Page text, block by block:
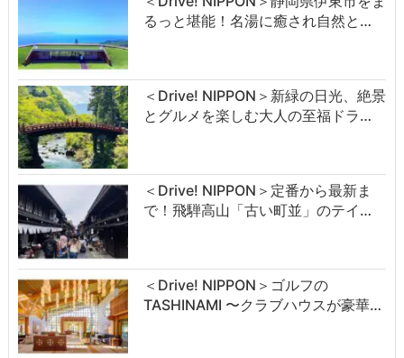
るっと堪能！名湯に癒され自然と…
＜Drive! NIPPON＞新緑の日光、絶景
とグルメを楽しむ大人の至福ドラ…
＜Drive! NIPPON＞定番から最新ま
で！飛騨高山「古い町並」のテイ…
＜Drive! NIPPON＞ゴルフの
TASHINAMI 〜クラブハウスが豪華…